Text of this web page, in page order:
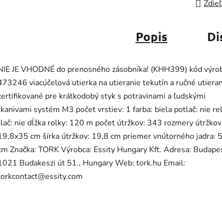
Popis
JE VHODNÉ do prenosného zásobníka! (KHH399) kód
viacúčelová utierka na utieranie tekutín a ručné
pre krátkodobý styk s potravinami a ľudskými
systém M3 počet vrstiev: 1 farba: biela potlač: nie
nie dĺžka rolky: 120 m počet útržkov: 343 rozmery
cm šírka útržkov: 19,8 cm priemer vnútorného jadra:
Značka: TORK Výrobca: Essity Hungary Kft. Adresa:
Budakeszi út 51., Hungary Web: tork.hu Email: